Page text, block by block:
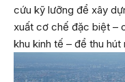
cứu kỹ lưỡng để xây
xuất cơ chế đặc biệt –
khu kinh tế – để thu hút